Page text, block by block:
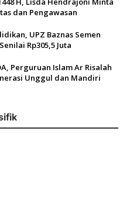
dan Pengawasan
UPZ Baznas Semen
Rp305,5 Juta
Perguruan Islam Ar Risalah
Unggul dan Mandiri